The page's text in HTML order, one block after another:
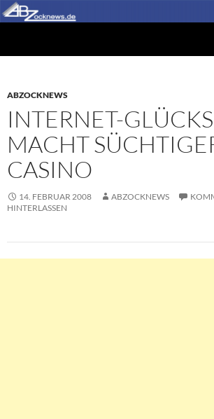
Zum
Inhalt
ABZOCKNEWS
INTERNET-
MACHT
CASINO
14. FEBRUAR 2008 ABZOCKNEWS
HINTERLASSEN